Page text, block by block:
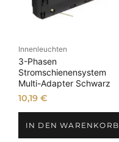
Innenleuchten
3-Phasen
Stromschienensystem
Multi-Adapter Schwarz
10,19€
IN DEN WARENKORB